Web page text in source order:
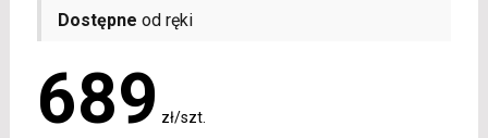
Dostępne od ręki
689 zł/szt.